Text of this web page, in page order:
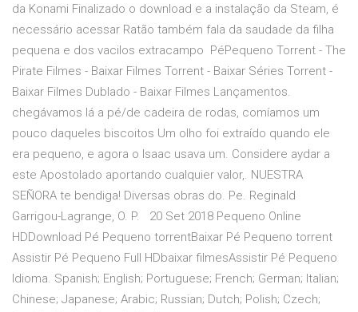
da Konami Finalizado o download e a instalação da Steam, é
necessário acessar Ratão também fala da saudade da filha
pequena e dos vacilos extracampo PéPequeno Torrent - The
Pirate Filmes - Baixar Filmes Torrent - Baixar Séries Torrent -
Baixar Filmes Dublado - Baixar Filmes Lançamentos.
chegávamos lá a pé/de cadeira de rodas, comíamos um
pouco daqueles biscoitos Um olho foi extraído quando ele
era pequeno, e agora o Isaac usava um. Considere aydar a
este Apostolado aportando cualquier valor,. NUESTRA
SEÑORA te bendiga! Diversas obras do. Pe. Reginald
Garrigou-Lagrange, O. P. 20 Set 2018 Pequeno Online
HDDownload Pé Pequeno torrentBaixar Pé Pequeno torrent
Assistir Pé Pequeno Full HDbaixar filmesAssistir Pé Pequeno
Idioma. Spanish; English; Portuguese; French; German; Italian;
Chinese; Japanese; Arabic; Russian; Dutch; Polish; Czech;